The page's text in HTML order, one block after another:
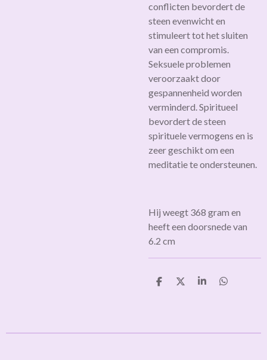
conflicten bevordert de
steen evenwicht en
stimuleert tot het sluiten
van een compromis.
Seksuele problemen
veroorzaakt door
gespannenheid worden
verminderd. Spiritueel
bevordert de steen
spirituele vermogens en is
zeer geschikt om een
meditatie te ondersteunen.
Hij weegt 368 gram en
heeft een doorsnede van
6.2 cm
D
D
S
D